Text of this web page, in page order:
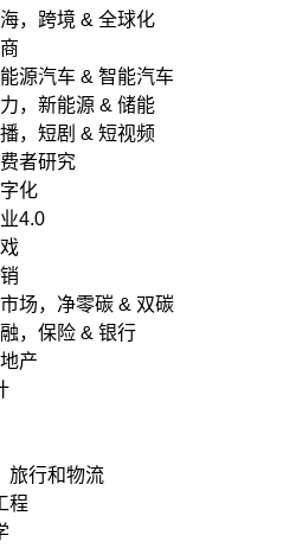
境 & 全球化
车 & 智能汽车
能源 & 储能
剧 & 短视频
研究
净零碳 & 双碳
险 & 银行
行和物流
程